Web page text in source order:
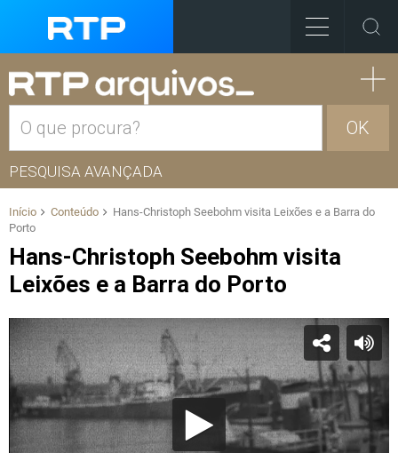
OK
PESQUISA AVANÇADA
Início Conteúdo
Hans-Christoph Seebohm visita Leixões e a Barra do
Porto
Hans-Christoph Seebohm visita
Leixões e a Barra do Porto